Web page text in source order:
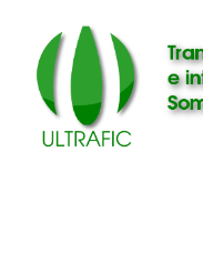
contenido